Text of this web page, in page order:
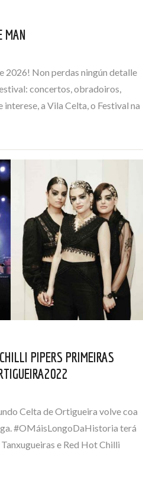
MAN
2026! Non perdas ningún detalle
concertos, obradoiros,
interese, a Vila Celta, o Festival na
PIPERS PRIMEIRAS
Celta de Ortigueira volve coa
#OMáisLongoDaHistoria terá
Tanxugueiras e Red Hot Chilli